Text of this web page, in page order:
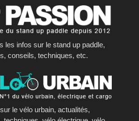
les infos sur le stand up paddle,
conseils, techniques, etc.
le vélo urbain, actualités,